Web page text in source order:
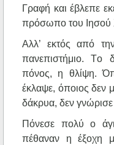
Γραφή και έβλεπε
πρόσωπο του Iησού
Aλλ’ εκτός από
πανεπιστήμιο. Tο
πόνος, η θλίψη.
έκλαψε, όποιος δεν
δάκρυα, δεν γνώρισε
Πόνεσε πολύ ο
πέθαναν η έξοχη